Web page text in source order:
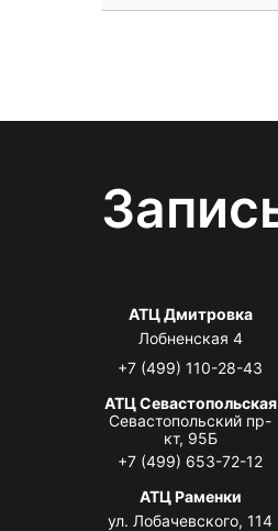
АТЦ Дмитровка
Лобненская 4
+7 (499) 110-28-43
АТЦ Севастопольская
Севастопольский пр-
кт, 95Б
+7 (499) 653-72-12
АТЦ Раменки
ул. Лобачевского, 114